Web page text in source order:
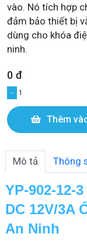
vào. Nó tích hợp
đảm bảo thiết bị
dùng cho khóa
ninh.
0 đ
-
Thêm
Mô tả Thông
YP-902-12-
DC 12V/3A
An Ninh